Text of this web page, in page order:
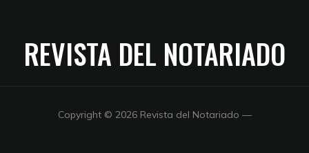
REVISTA DEL NOTARIADO
Copyright © 2026 Revista del Notariado —